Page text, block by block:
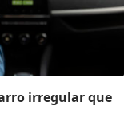
irregular que